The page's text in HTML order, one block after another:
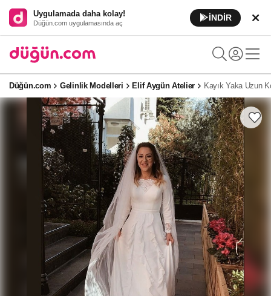
Uygulamada daha kolay!
Düğün.com uygulamasında aç
İNDİR
Düğün.com Gelinlik Modelleri Elif Aygün Atelier Kayık Yaka Uzun